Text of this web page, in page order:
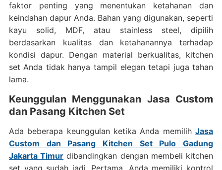
faktor penting yang menentukan ketahanan dan
keindahan dapur Anda. Bahan yang digunakan, seperti
kayu solid, MDF, atau stainless steel, dipilih
berdasarkan kualitas dan ketahanannya terhadap
kondisi dapur. Dengan material berkualitas, kitchen
set Anda tidak hanya tampil elegan tetapi juga tahan
lama.
Keunggulan Menggunakan Jasa Custom
dan Pasang Kitchen Set
Ada beberapa keunggulan ketika Anda memilihJasa
Custom dan Pasang Kitchen Set Pulo Gadung
Jakarta Timur dibandingkan dengan membeli kitchen
set yang sudah jadi. Pertama, Anda memiliki kontrol